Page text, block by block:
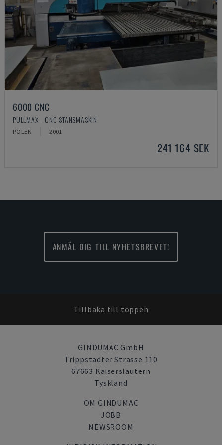
6000 CNC
PULLMAX - CNC STANSMASKIN
POLEN 2001
241 164 SEK
ANMÄL DIG TILL NYHETSBREVET!
Tillbaka till toppen
GINDUMAC GmbH
Trippstadter Strasse 110
67663 Kaiserslautern
Tyskland
OM GINDUMAC
JOBB
NEWSROOM